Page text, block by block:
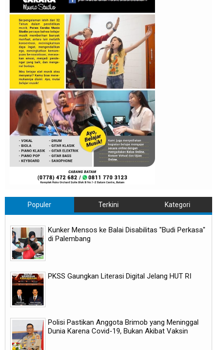
Populer Terkini Kategori
Kunker Mensos ke Balai Disabilitas "Budi Perkasa"
di Palembang
PKSS Gaungkan Literasi Digital Jelang HUT RI
Polisi Pastikan Anggota Brimob yang Meninggal
Dunia Karena Covid-19, Bukan Akibat Vaksin